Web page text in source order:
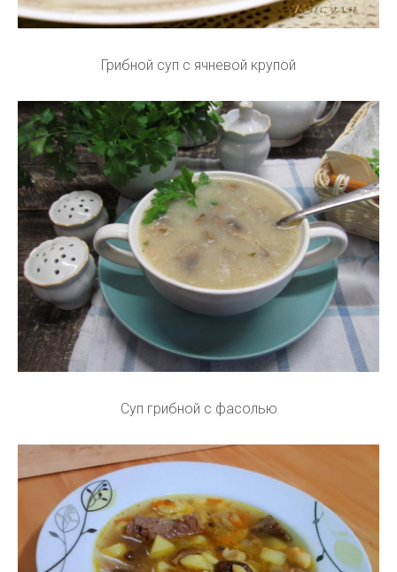
Грибной суп с ячневой крупой
Суп грибной с фасолью